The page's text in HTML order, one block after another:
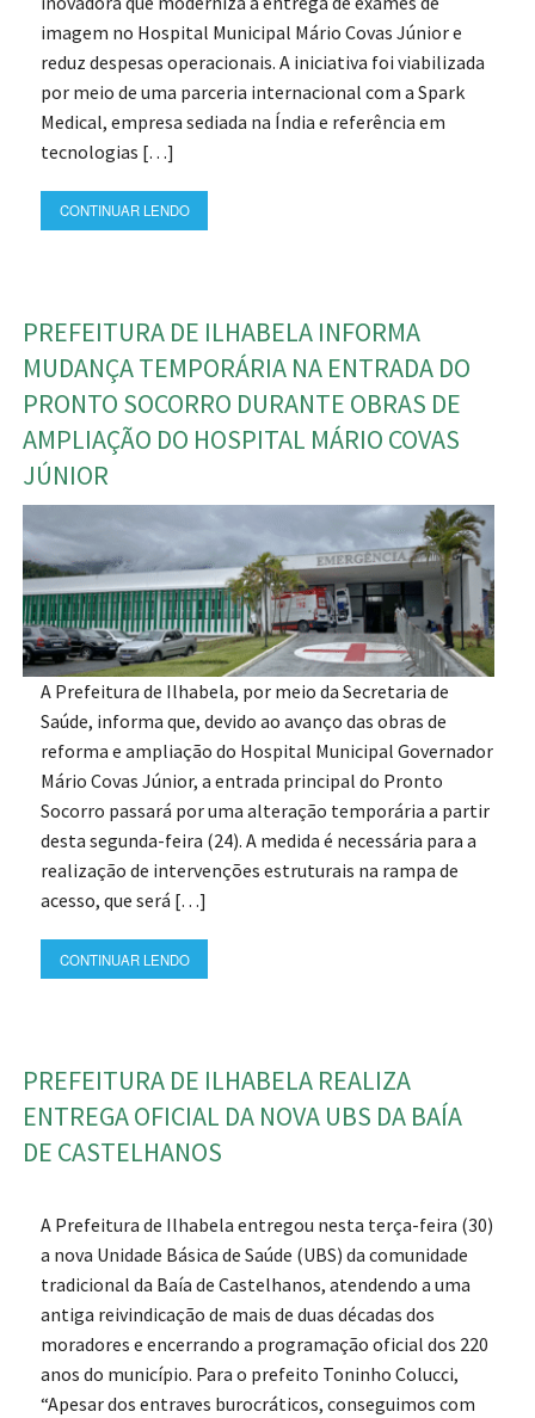
imagem no Hospital Municipal Mário Covas Júnior e
reduz despesas operacionais. A iniciativa foi viabilizada
por meio de uma parceria internacional com a Spark
Medical, empresa sediada na Índia e referência em
tecnologias […]
CONTINUAR LENDO
PREFEITURA DE ILHABELA INFORMA
MUDANÇA TEMPORÁRIA NA ENTRADA DO
PRONTO SOCORRO DURANTE OBRAS DE
AMPLIAÇÃO DO HOSPITAL MÁRIO COVAS
JÚNIOR
A Prefeitura de Ilhabela, por meio da Secretaria de
Saúde, informa que, devido ao avanço das obras de
reforma e ampliação do Hospital Municipal Governador
Mário Covas Júnior, a entrada principal do Pronto
Socorro passará por uma alteração temporária a partir
desta segunda-feira (24). A medida é necessária para a
realização de intervenções estruturais na rampa de
acesso, que será […]
CONTINUAR LENDO
PREFEITURA DE ILHABELA REALIZA
ENTREGA OFICIAL DA NOVA UBS DA BAÍA
DE CASTELHANOS
A Prefeitura de Ilhabela entregou nesta terça-feira (30)
a nova Unidade Básica de Saúde (UBS) da comunidade
tradicional da Baía de Castelhanos, atendendo a uma
antiga reivindicação de mais de duas décadas dos
moradores e encerrando a programação oficial dos 220
anos do município. Para o prefeito Toninho Colucci,
“Apesar dos entraves burocráticos, conseguimos com